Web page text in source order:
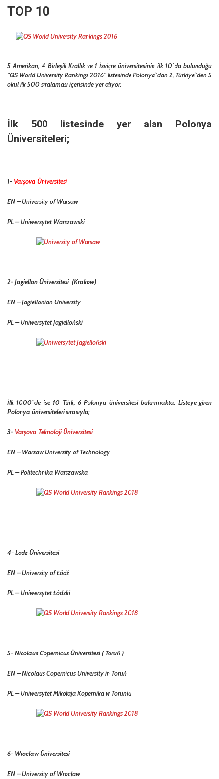
TOP 10
5 Amerikan, 4 Birleşik Krallık ve 1 İsviçre üniversitesinin ilk 10`da bulunduğu
“QS World University Rankings 2016” listesinde Polonya`dan 2, Türkiye`den 5
okul ilk 500 sıralaması içerisinde yer alıyor.
İlk 500 listesinde yer alan Polonya
Üniversiteleri;
1- Varşova Üniversitesi
EN – University of Warsaw
PL –Uniwersytet Warszawski
2- Jagiellon Üniversitesi (Krakow)
EN – Jagiellonian University
PL – Uniwersytet Jagielloński
İlk 1000`de ise 10 Türk, 6 Polonya üniversitesi bulunmakta. Listeye giren
Polonya üniversiteleri sırasıyla;
3- Varşova Teknoloji Üniversitesi
EN – Warsaw University of Technology
PL –Politechnika Warszawska
4- Lodz Üniversitesi
EN – University of Łódź
PL – Uniwersytet Łódzki
5- Nicolaus Copernicus Üniversitesi ( Toruń )
EN – Nicolaus Copernicus University in Toruń
PL –Uniwersytet Mikołaja Kopernika w Toruniu
6- Wroclaw Üniversitesi
EN – University of Wrocław